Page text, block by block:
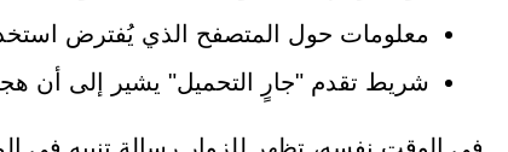
معلومات حول المتصفح الذي يُفترض
شريط تقدم "جارٍ التحميل" يشير إلى أن